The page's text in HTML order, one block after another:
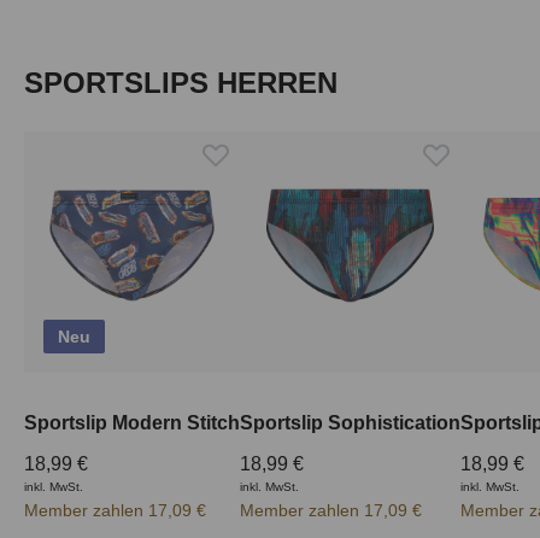
Produktgalerie überspringen
SPORTSLIPS HERREN
Neu
Sportslip Modern Stitch
18,99 €
inkl. MwSt.
Member zahlen 17,09 €
Sportslip Sophistication
18,99 €
inkl. MwSt.
Member zahlen 17,09 €
18,99 €
inkl. MwSt.
Member